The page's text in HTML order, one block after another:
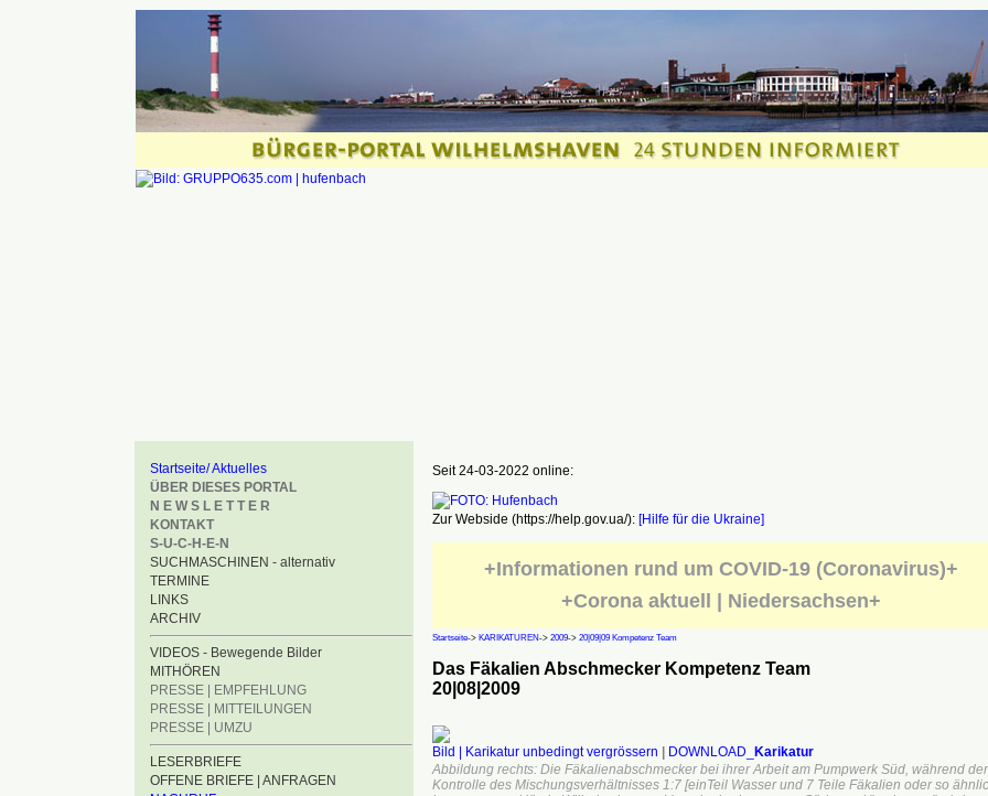
Startseite/ Aktuelles
ÜBER DIESES PORTAL
N E W S L E T T E R
KONTAKT
S-U-C-H-E-N
SUCHMASCHINEN - alternativ
TERMINE
LINKS
ARCHIV
VIDEOS - Bewegende Bilder
MITHÖREN
PRESSE | EMPFEHLUNG
PRESSE | MITTEILUNGEN
PRESSE | UMZU
LESERBRIEFE
OFFENE BRIEFE | ANFRAGEN
Seit 24-03-2022 online:
Zur Webside (https://help.gov.ua/): [Hilfe für die Ukraine]
+Informationen rund um COVID-19 (Coronavirus)+
+Corona aktuell | Niedersachsen+
Startseite-> KARIKATUREN-> 2009-> 20|09|09 Kompetenz Team
Das Fäkalien Abschmecker Kompetenz Team
20|08|2009
Bild | Karikatur unbedingt vergrössern DOWNLOAD_
Karikatur
Abbildung rechts: Die Fäkalienabschmecker bei ihrer Arbeit am Pumpwerk Süd, während der
Kontrolle des Mischungsverhältnisses 1:7 [einTeil Wasser und 7 Teile Fäkalien oder so